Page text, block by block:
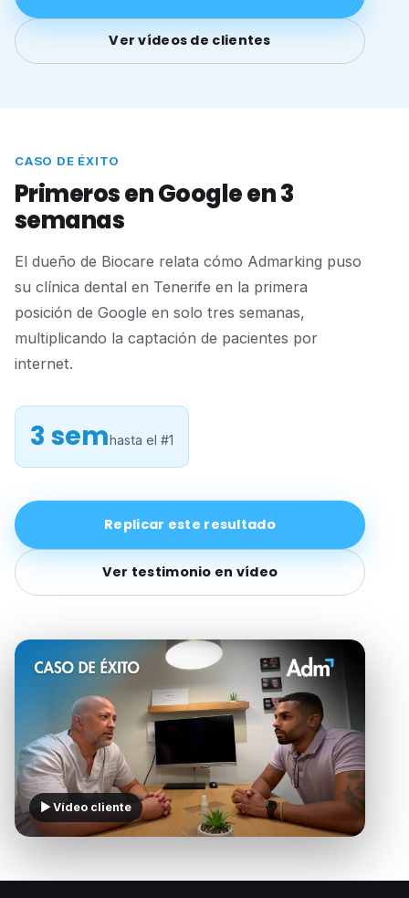
Ver vídeos de clientes
CASO DE ÉXITO
Primeros en Google en 3
semanas
El dueño de Biocare relata cómo Admarking puso
su clínica dental en Tenerife en la primera
posición de Google en solo tres semanas,
multiplicando la captación de pacientes por
internet.
3 semhasta el #1
Replicar este resultado
Ver testimonio en vídeo
▶ Vídeo cliente